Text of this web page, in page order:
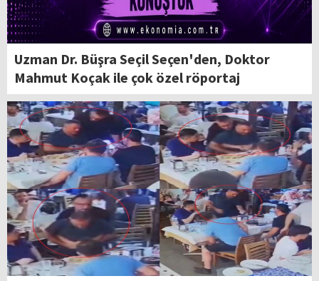
Uzman Dr. Büşra Seçil Seçen'den, Doktor
Mahmut Koçak ile çok özel röportaj